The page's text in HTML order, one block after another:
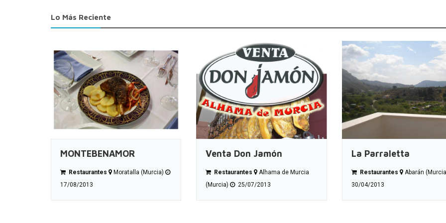
Lo Más Reciente
MONTEBENAMOR
Restaurantes
Moratalla (Murcia)
17/08/2013
Venta Don Jamón
Restaurantes
Alhama de Murcia
(Murcia)
25/07/2013
La Parraletta
Restaurantes
Abarán
30/04/2013